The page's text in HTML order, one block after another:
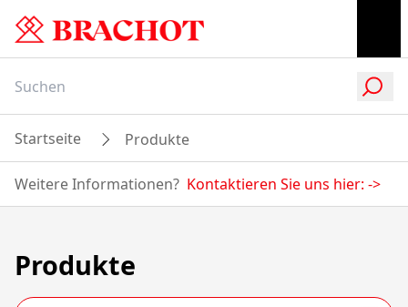
Startseite Produkte
Weitere Informationen? Kontaktieren Sie uns hier: ->
Produkte